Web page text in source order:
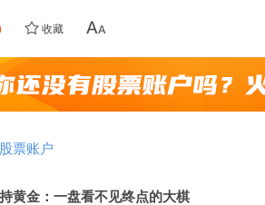
收藏
票账户
黄金：一盘看不见终点的大棋